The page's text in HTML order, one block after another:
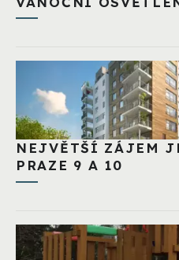
NEJVĚTŠÍ ZÁJEM
PRAZE 9 A 10